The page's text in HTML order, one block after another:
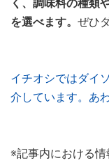
く、調味料の種類
を選べます。 ぜひ
イチオシではダイ
介しています。あ
※記事内における